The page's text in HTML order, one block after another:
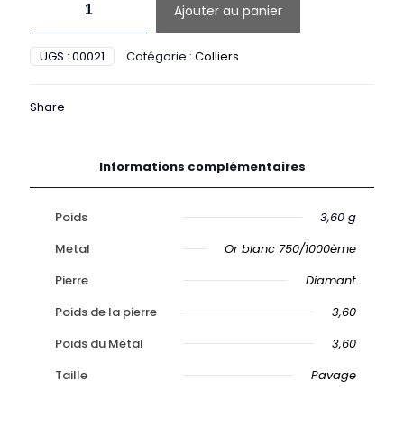
Collier
Diamant
Or
Ajouter au panier
UGS : 00021 Catégorie : Colliers
Share
Informations complémentaires
Poids
3,60 g
Metal
Or blanc 750/1000ème
Pierre
Diamant
Poids de la pierre
3,60
Poids du Métal
3,60
Taille
Pavage